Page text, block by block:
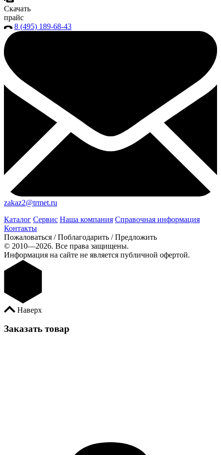
Скачать
прайс
8 (495) 189-68-43
zakaz2@trmet.ru
Каталог Сервис Наша компания Справочная информация
Контакты
Пожаловаться / Поблагодарить / Предложить
© 2010—2026. Все права защищены.
Информация на сайте не является публичной офертой.
Наверх
Заказать товар